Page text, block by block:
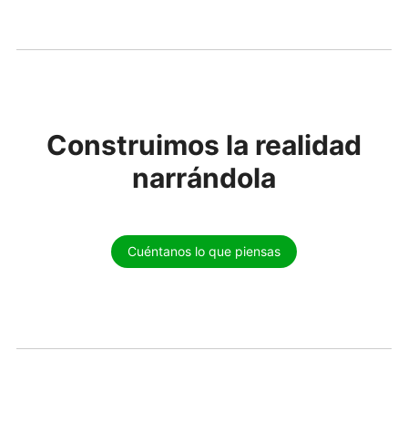
Construimos la realidad
narrándola
Cuéntanos lo que piensas